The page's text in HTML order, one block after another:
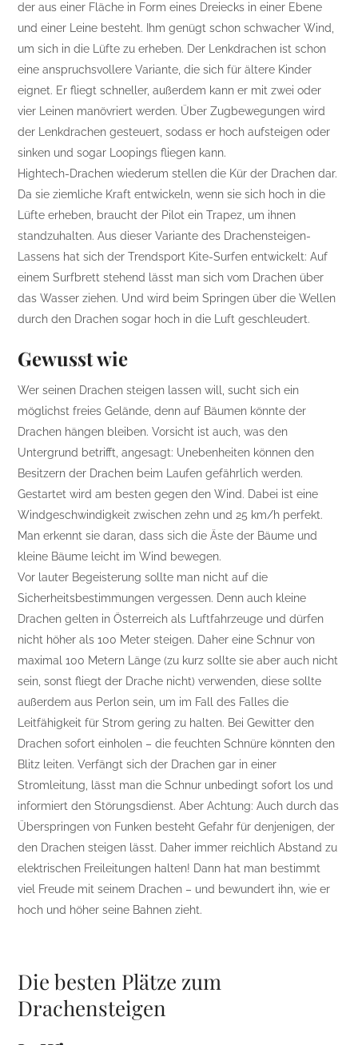
der aus einer Fläche in Form eines Dreiecks in einer Ebene
und einer Leine besteht. Ihm genügt schon schwacher Wind,
um sich in die Lüfte zu erheben. Der Lenkdrachen ist schon
eine anspruchsvollere Variante, die sich für ältere Kinder
eignet. Er fliegt schneller, außerdem kann er mit zwei oder
vier Leinen manövriert werden. Über Zugbewegungen wird
der Lenkdrachen gesteuert, sodass er hoch aufsteigen oder
sinken und sogar Loopings fliegen kann.
Hightech-Drachen wiederum stellen die Kür der Drachen dar.
Da sie ziemliche Kraft entwickeln, wenn sie sich hoch in die
Lüfte erheben, braucht der Pilot ein Trapez, um ihnen
standzuhalten. Aus dieser Variante des Drachensteigen-
Lassens hat sich der Trendsport Kite-Surfen entwickelt: Auf
einem Surfbrett stehend lässt man sich vom Drachen über
das Wasser ziehen. Und wird beim Springen über die Wellen
durch den Drachen sogar hoch in die Luft geschleudert.
Gewusst wie
Wer seinen Drachen steigen lassen will, sucht sich ein
möglichst freies Gelände, denn auf Bäumen könnte der
Drachen hängen bleiben. Vorsicht ist auch, was den
Untergrund betrifft, angesagt: Unebenheiten können den
Besitzern der Drachen beim Laufen gefährlich werden.
Gestartet wird am besten gegen den Wind. Dabei ist eine
Windgeschwindigkeit zwischen zehn und 25 km/h perfekt.
Man erkennt sie daran, dass sich die Äste der Bäume und
kleine Bäume leicht im Wind bewegen.
Vor lauter Begeisterung sollte man nicht auf die
Sicherheitsbestimmungen vergessen. Denn auch kleine
Drachen gelten in Österreich als Luftfahrzeuge und dürfen
nicht höher als 100 Meter steigen. Daher eine Schnur von
maximal 100 Metern Länge (zu kurz sollte sie aber auch nicht
sein, sonst fliegt der Drache nicht) verwenden, diese sollte
außerdem aus Perlon sein, um im Fall des Falles die
Leitfähigkeit für Strom gering zu halten. Bei Gewitter den
Drachen sofort einholen – die feuchten Schnüre könnten den
Blitz leiten. Verfängt sich der Drachen gar in einer
Stromleitung, lässt man die Schnur unbedingt sofort los und
informiert den Störungsdienst. Aber Achtung: Auch durch das
Überspringen von Funken besteht Gefahr für denjenigen, der
den Drachen steigen lässt. Daher immer reichlich Abstand zu
elektrischen Freileitungen halten! Dann hat man bestimmt
viel Freude mit seinem Drachen – und bewundert ihn, wie er
hoch und höher seine Bahnen zieht.
Die besten Plätze zum
Drachensteigen